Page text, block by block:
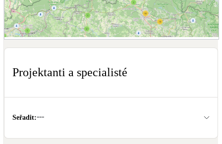
Solární termický systém
Na přípravu teplé vody i přitápění
Projektanti a specialisté
Seřadit:---